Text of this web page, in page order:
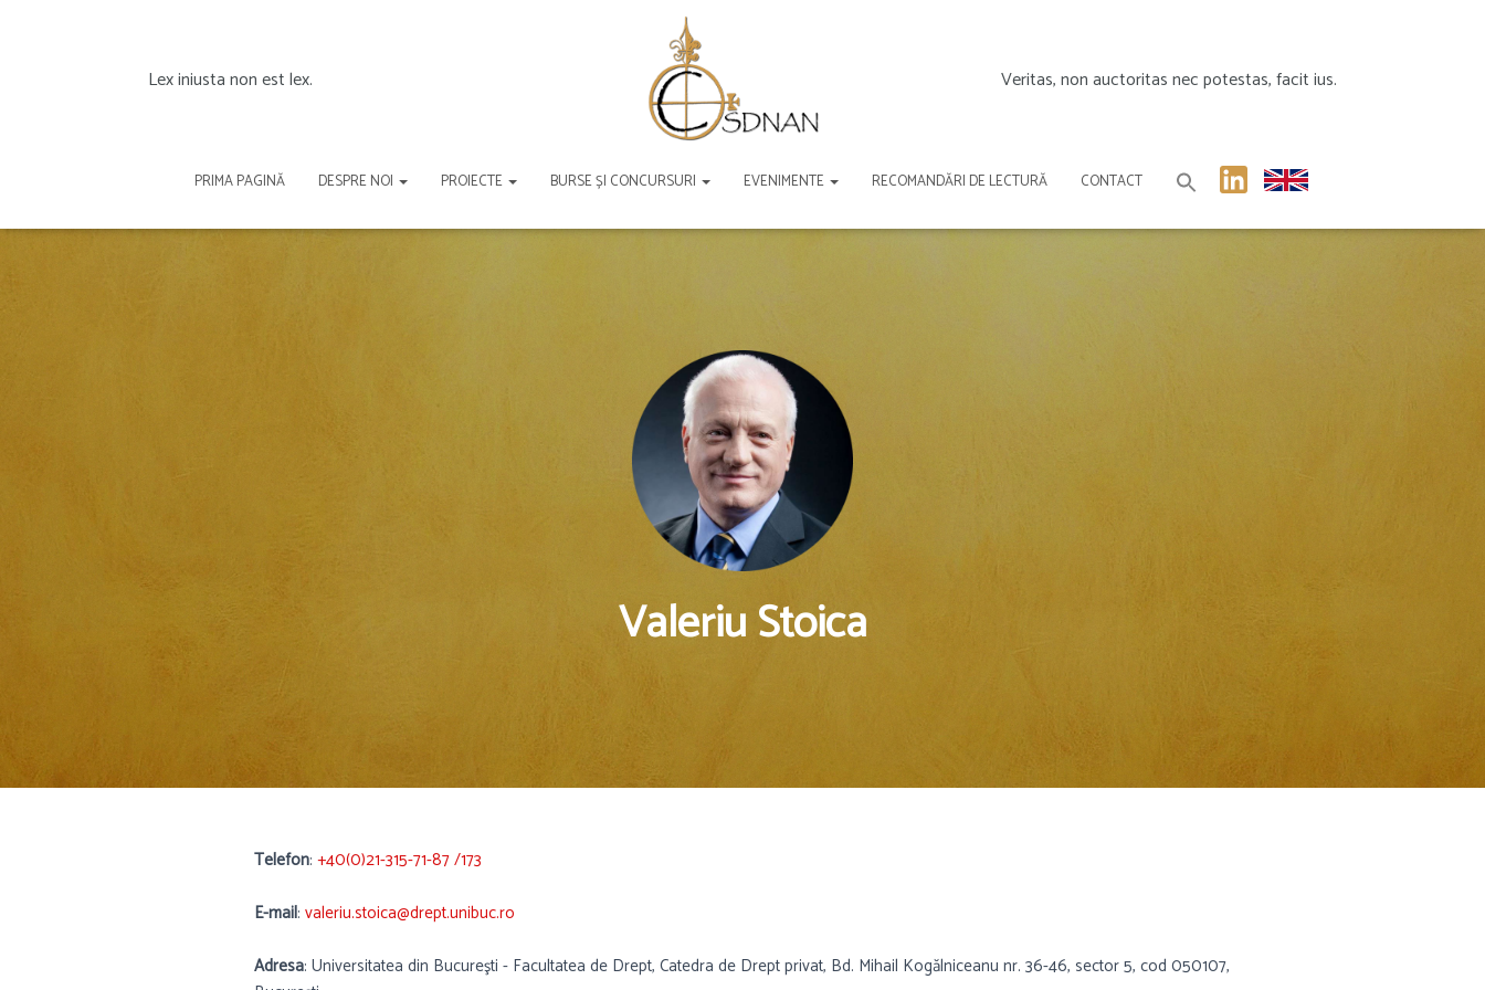
Lex iniusta non est lex. Veritas, non auctoritas nec potestas, facit ius.
PRIMA PAGINĂ DESPRE NOI PROIECTE BURSE ȘI CONCURSURI EVENIMENTE RECOMANDĂRI DE LECTURĂ CONTACT
Valeriu Stoica
Telefon: +40(0)21-315-71-87 /173
E-mail: valeriu.stoica@drept.unibuc.ro
Adresa: Universitatea din Bucureşti - Facultatea de Drept, Catedra de Drept privat, Bd. Mihail Kogălniceanu nr. 36-46, sector 5, cod 050107,